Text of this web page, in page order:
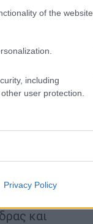
of the website
including
user protection.
Privacy Policy
συνάδουν
η
του
ενώ
και